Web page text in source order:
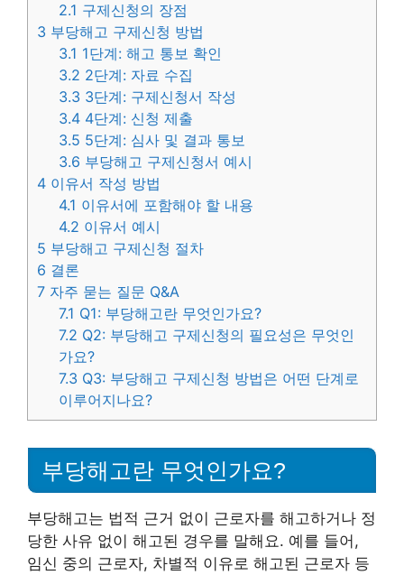
2.1 구제신청의 장점
3 부당해고 구제신청 방법
3.1 1단계: 해고 통보 확인
3.2 2단계: 자료 수집
3.3 3단계: 구제신청서 작성
3.4 4단계: 신청 제출
3.5 5단계: 심사 및 결과 통보
3.6 부당해고 구제신청서 예시
4 이유서 작성 방법
4.1 이유서에 포함해야 할 내용
4.2 이유서 예시
5 부당해고 구제신청 절차
6 결론
7 자주 묻는 질문 Q&A
7.1 Q1: 부당해고란 무엇인가요?
7.2 Q2: 부당해고 구제신청의 필요성은 무엇인
가요?
7.3 Q3: 부당해고 구제신청 방법은 어떤 단계로
이루어지나요?
부당해고란 무엇인가요?
부당해고는 법적 근거 없이 근로자를 해고하거나 정
당한 사유 없이 해고된 경우를 말해요. 예를 들어,
임신 중의 근로자, 차별적 이유로 해고된 근로자 등